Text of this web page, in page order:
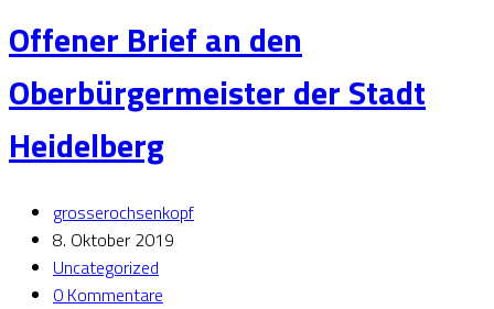
Offener Brief an den
Oberbürgermeister der Stadt
Heidelberg
grosserochsenkopf
8. Oktober 2019
Uncategorized
0 Kommentare